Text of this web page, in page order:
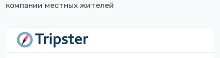
компании местных жителей